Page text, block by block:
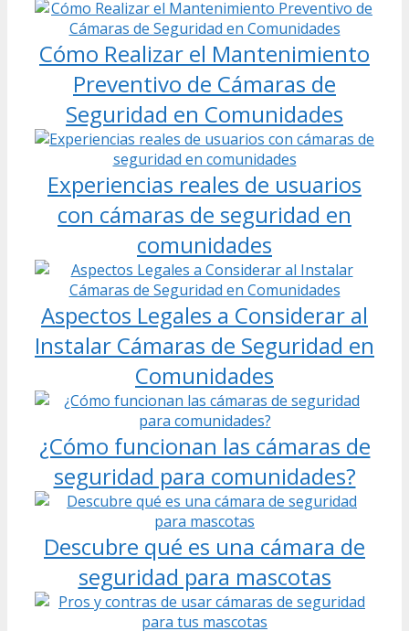
Cómo Realizar el Mantenimiento
Preventivo de Cámaras de
Seguridad en Comunidades
Experiencias reales de usuarios
con cámaras de seguridad en
comunidades
Aspectos Legales a Considerar al
Instalar Cámaras de Seguridad en
Comunidades
¿Cómo funcionan las cámaras de
seguridad para comunidades?
Descubre qué es una cámara de
seguridad para mascotas